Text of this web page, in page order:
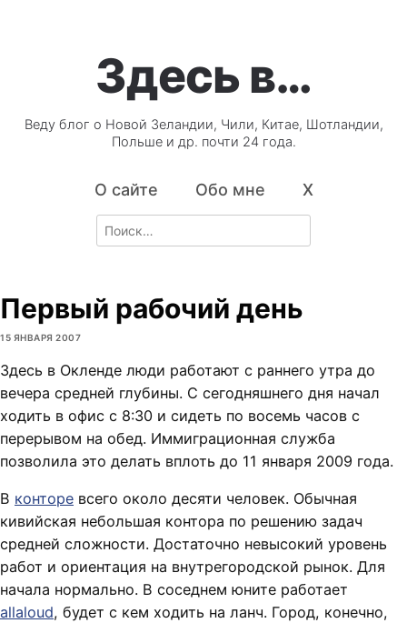
Здесь в…
Веду блог о Новой Зеландии, Чили, Китае, Шотландии,
Польше и др. почти 24 года.
О сайте Обо мне X
Search
for:
Первый рабочий день
15 ЯНВАРЯ 2007
Здесь в Окленде люди работают с раннего утра до
вечера средней глубины. С сегодняшнего дня начал
ходить в офис с 8:30 и сидеть по восемь часов с
перерывом на обед. Иммиграционная служба
позволила это делать вплоть до 11 января 2009 года.
В конторе всего около десяти человек. Обычная
кивийская небольшая контора по решению задач
средней сложности. Достаточно невысокий уровень
работ и ориентация на внутрегородской рынок. Для
начала нормально. В соседнем юните работает
allaloud, будет с кем ходить на ланч. Город, конечно,